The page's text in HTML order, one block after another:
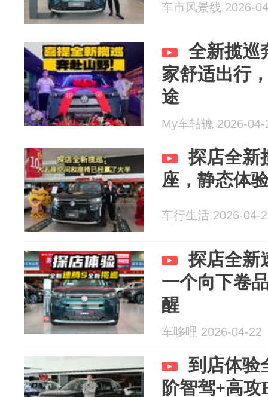
车市风景线 2026-
全新揽巡
家舒适出行
途
My车轱辘 2026-04-
探店全新
座，静态体
车行生活 2026-04-
探店全新
一个向下卷
醒
车哆哩 2026-04-22
到店体验
阶智驾+高